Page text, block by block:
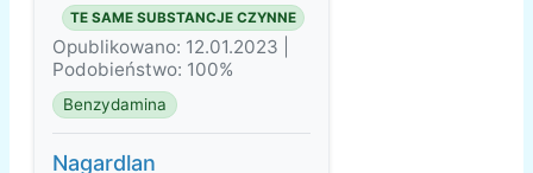
TE SAME SUBSTANCJE CZYNNE
Opublikowano: 12.01.2023 |
Podobieństwo: 100%
Benzydamina
Nagardlan